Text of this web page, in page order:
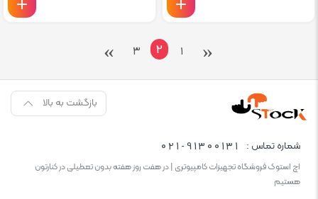
۱ ۲ ۳
بازگشت به بالا
شماره تماس : 021-91300131
اچ استوک فروشگاه تجهیزات کامپیوتری | در هفت روز هفته بدون تعطیلی در کنارتون
هستیم